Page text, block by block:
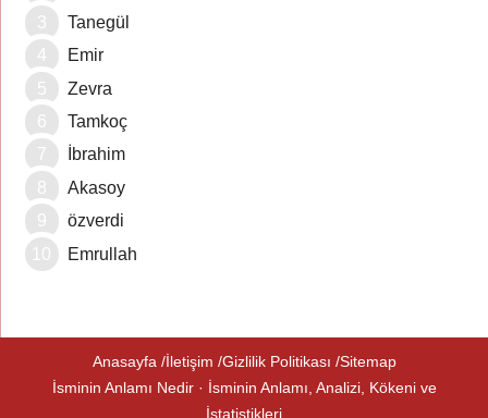
Tanegül
Emir
Zevra
Tamkoç
İbrahim
Akasoy
özverdi
Emrullah
Anasayfa İletişim Gizlilik Politikası Sitemap
İsminin Anlamı Nedir · İsminin Anlamı, Analizi, Kökeni ve
İstatistikleri